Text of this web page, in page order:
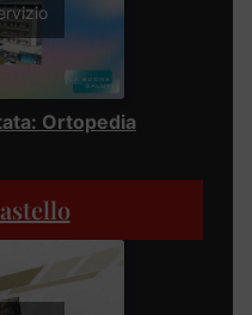
Ortopedia